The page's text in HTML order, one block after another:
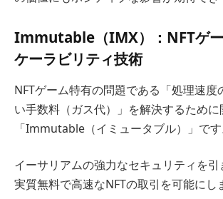
Immutable（IMX）：NFTゲ
ケーラビリティ技術
NFTゲーム特有の問題である「処理速度
い手数料（ガス代）」を解決するため
「Immutable（イミュータブル）」です
イーサリアムの強力なセキュリティを引
実質無料で高速なNFTの取引を可能にし